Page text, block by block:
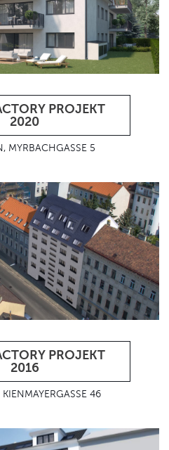
PROJEKT
2020
MYRBACHGASSE 5
PROJEKT
2016
46